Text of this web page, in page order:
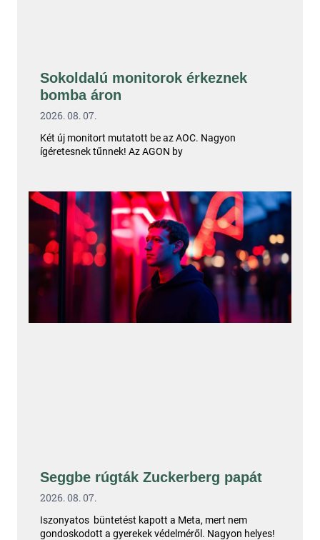
Sokoldalú monitorok érkeznek
bomba áron
2026. 08. 07.
Két új monitort mutatott be az AOC. Nagyon
ígéretesnek tűnnek! Az AGON by
Seggbe rúgták Zuckerberg papát
2026. 08. 07.
Iszonyatos büntetést kapott a Meta, mert nem
gondoskodott a gyerekek védelméről. Nagyon helyes!